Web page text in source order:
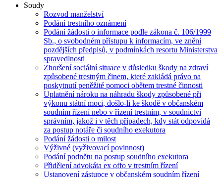
Soudy
Rozvod manželství
Podání trestního oznámení
Podání žádosti o informace podle zákona č. 106/1999
Sb., o svobodném přístupu k informacím, ve znění
pozdějších předpisů, v podmínkách resortu Ministerstva
spravedlnosti
Zhoršení sociální situace v důsledku škody na zdraví
způsobené trestným činem, které zakládá právo na
poskytnutí peněžité pomoci obětem trestné činnosti
Uplatnění nároku na náhradu škody způsobené při
výkonu státní moci, došlo-li ke škodě v občanském
soudním řízení nebo v řízení trestním, v soudnictví
správním, jakož i v těch případech, kdy stát odpovídá
za postup notáře či soudního exekutora
Podání žádosti o milost
Výživné (vyživovací povinnost)
Podání podnětu na postup soudního exekutora
Přidělení advokáta ex offo v trestním řízení
Ustanovení zástupce v občanském soudním řízení